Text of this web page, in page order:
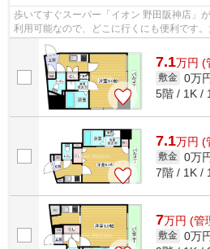
歩いてすぐスーパー「イオン 野田阪神店」
利用可能なので、どこに行くにも便利です
老江付近での賃貸マンション、賃貸ア...
7.1万円 (
敷金 0万
5階 / 1K /
7.1万円 (
敷金 0万
7階 / 1K /
7万円 (管
敷金 0万